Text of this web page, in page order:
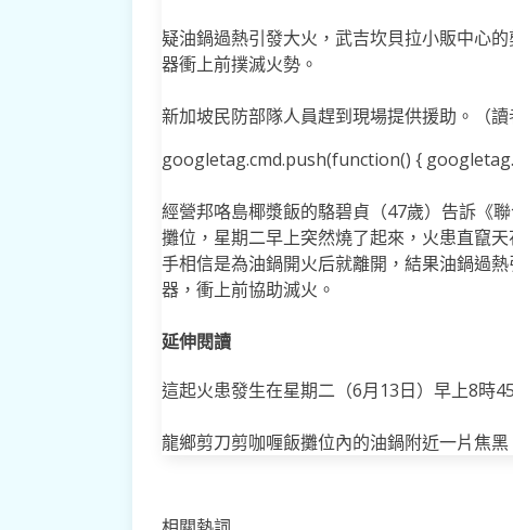
疑油鍋過熱引發大火，武吉坎貝拉小販中心
器衝上前撲滅火勢。
新加坡民防部隊人員趕到現場提供援助。（讀
googletag.cmd.push(function() {
經營邦咯島椰漿飯的駱碧貞（47歲）告訴《
攤位，星期二早上突然燒了起來，火患直竄
手相信是為油鍋開火后就離開，結果油鍋過
器，衝上前協助滅火。
延伸閱讀
這起火患發生在星期二（6月13日）早上8時
龍鄉剪刀剪咖喱飯攤位內的油鍋附近一片焦黑